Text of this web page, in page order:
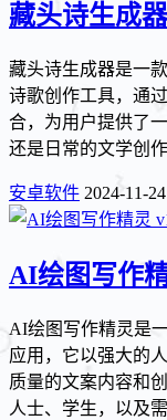
藏头诗生成
藏头诗生成器是一
诗歌创作工具，通
合，为用户提供了
还是日常的文学创
安卓软件 2024-11-24
AI绘图写作
AI绘图写作精灵是
应用，它以强大的
质量的文案内容和
人士、学生，以及